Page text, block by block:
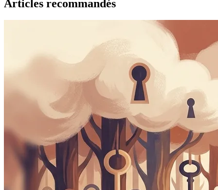
Articles recommandés